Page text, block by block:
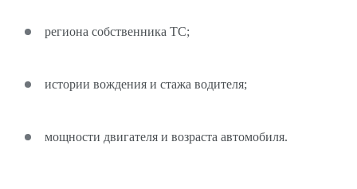
региона собственника ТС;
истории вождения и стажа водителя;
мощности двигателя и возраста автомобиля.